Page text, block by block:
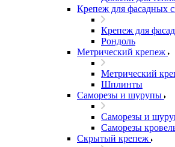
Крепеж для фасадных
Крепеж для
Рондоль
Метрический крепеж
Метрический
Шплинты
Саморезы и шурупы
Саморезы и
Саморезы
Скрытый крепеж